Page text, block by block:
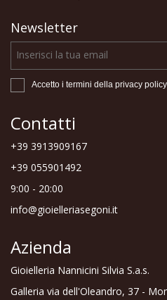
Newsletter
Accetto i termini della privacy policy
Contatti
+39 3913909167
+39 055901492
9:00 - 20:00
info@gioielleriasegoni.it
Azienda
Gioielleria Nannicini Silvia S.a.s.
Galleria via dell'Oleandro, 37 -